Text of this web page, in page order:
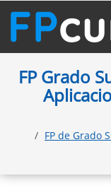
FP Grado
FP de Grado